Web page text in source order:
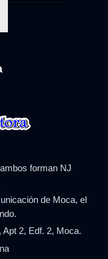
forman NJ
de Moca, el
2, Edf. 2, Moca.